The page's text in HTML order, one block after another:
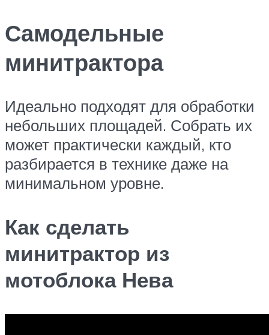
Самодельные
минитрактора
Идеально подходят для обработки
небольших площадей. Собрать их
может практически каждый, кто
разбирается в технике даже на
минимальном уровне.
Как сделать
минитрактор из
мотоблока Нева